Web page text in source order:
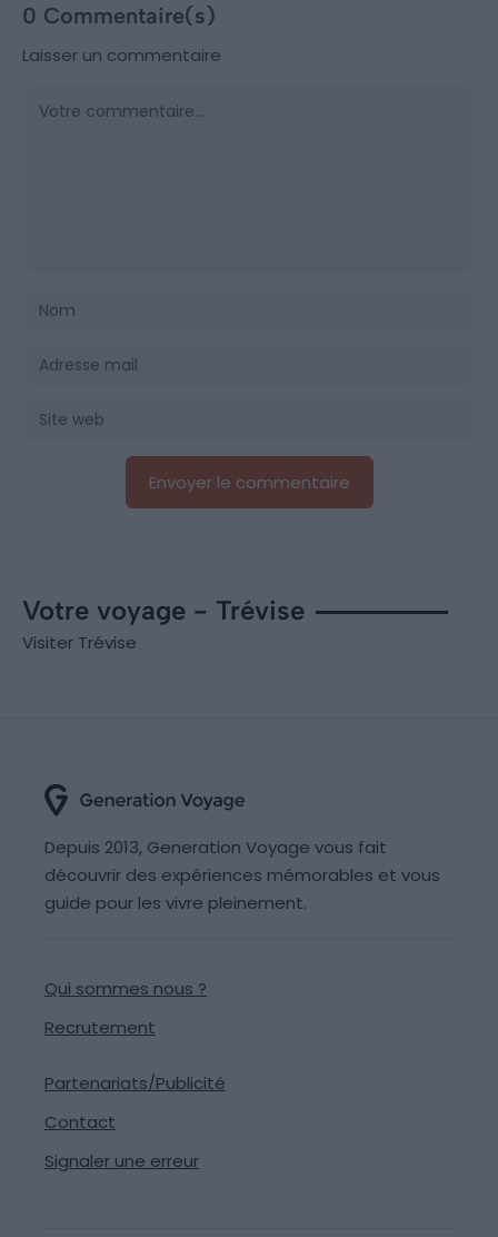
0 Commentaire(s)
Laisser un commentaire
Votre voyage - Trévise
Visiter Trévise
Depuis 2013, Generation Voyage vous fait
découvrir des expériences mémorables et vous
guide pour les vivre pleinement.
Qui sommes nous ?
Recrutement
Partenariats/Publicité
Contact
Signaler une erreur